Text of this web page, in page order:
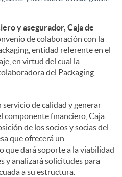
y asegurador, Caja de
de colaboración con la
entidad referente en el
en virtud del cual la
del Packaging
de calidad y generar
componente financiero, Caja
de los socios y socias del
que ofrecerá un
que dará soporte a la viabilidad
y analizará solicitudes para
a su estructura.